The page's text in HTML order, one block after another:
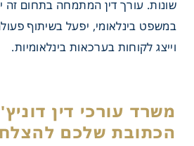
שונות. עורך דין המתמחה בתחום זה
במשפט בינלאומי, יפעל בשיתוף
וייצג לקוחות בערכאות בינלאומיות.